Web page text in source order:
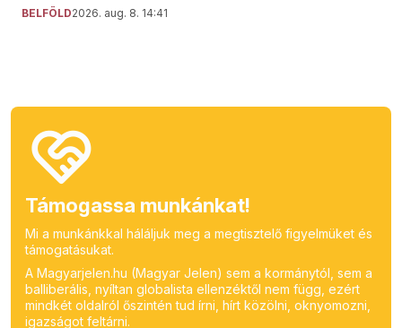
BELFÖLD2026. aug. 8. 14:41
Támogassa munkánkat!
Mi a munkánkkal háláljuk meg a megtisztelő figyelmüket és
támogatásukat.
A Magyarjelen.hu (Magyar Jelen) sem a kormánytól, sem a
balliberális, nyíltan globalista ellenzéktől nem függ, ezért
mindkét oldalról őszintén tud írni, hírt közölni, oknyomozni,
igazságot feltárni.